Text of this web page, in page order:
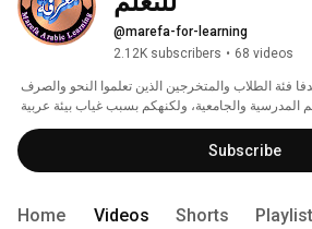
@marefa-for-learning
2.12K subscribers • 68 videos
من إجراء الحوار أو مراعاة القواعد عند القراءة، ويكادون لا يستطيعون فهم اللغة
Subscribe
Home Videos Shorts